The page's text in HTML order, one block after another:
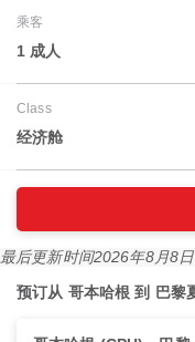
乘客
1 成人
Class
经济舱
最后更新时间2026年8月8
预订从 哥本哈根 到 巴黎